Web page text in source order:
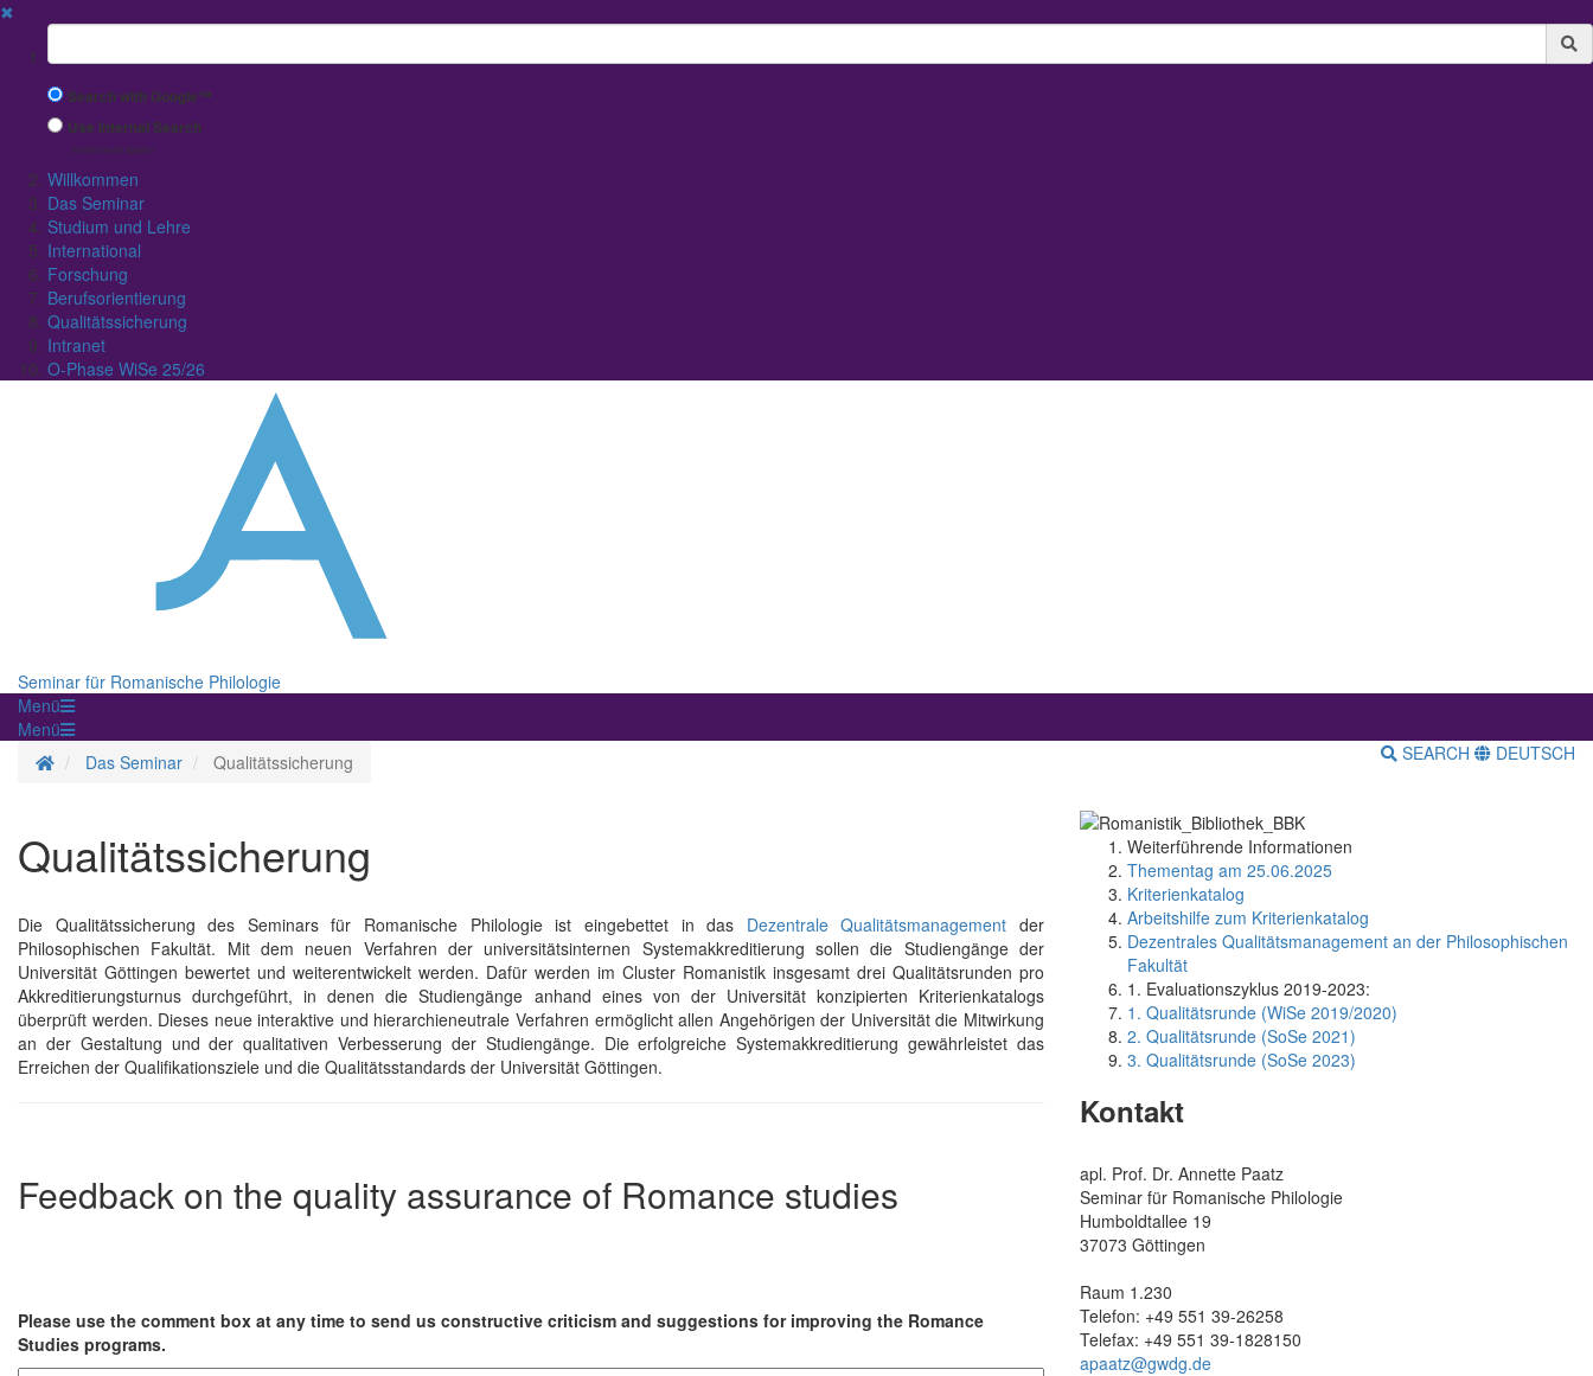
✖
Suchbegriff
Search with Google™
Use Internal Search
(limited result quality)
Willkommen
Das Seminar
Studium und Lehre
International
Forschung
Berufsorientierung
Qualitätssicherung
Intranet
O-Phase WiSe 25/26
Seminar für Romanische Philologie
Menü
Menü
Homepage
Das Seminar Qualitätssicherung SEARCH DEUTSCH
Qualitätssicherung
Die Qualitätssicherung des Seminars für Romanische Philologie ist eingebettet in das Dezentrale Qualitätsmanagement der
Philosophischen Fakultät. Mit dem neuen Verfahren der universitätsinternen Systemakkreditierung sollen die Studiengänge der
Universität Göttingen bewertet und weiterentwickelt werden. Dafür werden im Cluster Romanistik insgesamt drei Qualitätsrunden pro
Akkreditierungsturnus durchgeführt, in denen die Studiengänge anhand eines von der Universität konzipierten Kriterienkatalogs
überprüft werden. Dieses neue interaktive und hierarchieneutrale Verfahren ermöglicht allen Angehörigen der Universität die Mitwirkung
an der Gestaltung und der qualitativen Verbesserung der Studiengänge. Die erfolgreiche Systemakkreditierung gewährleistet das
Erreichen der Qualifikationsziele und die Qualitätsstandards der Universität Göttingen.
Feedback on the quality assurance of Romance studies
Please use the comment box at any time to send us constructive criticism and suggestions for improving the Romance
Studies programs.
Weiterführende Informationen
Thementag am 25.06.2025
Kriterienkatalog
Arbeitshilfe zum Kriterienkatalog
Dezentrales Qualitätsmanagement an der Philosophischen
Fakultät
1. Evaluationszyklus 2019-2023:
1. Qualitätsrunde (WiSe 2019/2020)
2. Qualitätsrunde (SoSe 2021)
3. Qualitätsrunde (SoSe 2023)
Kontakt
apl. Prof. Dr. Annette Paatz
Seminar für Romanische Philologie
Humboldtallee 19
37073 Göttingen
Raum 1.230
Telefon: +49 551 39-26258
Telefax: +49 551 39-1828150
apaatz@gwdg.de